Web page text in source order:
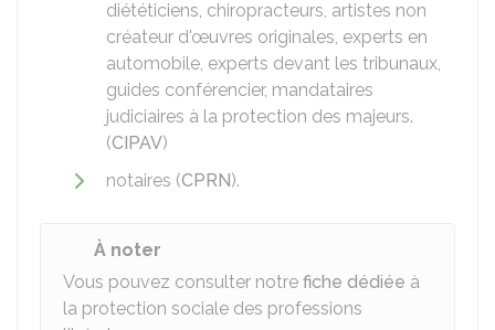
diététiciens, chiropracteurs, artistes non
créateur d'œuvres originales, experts en
automobile, experts devant les tribunaux,
guides conférencier, mandataires
judiciaires à la protection des majeurs.
(CIPAV)
notaires (CPRN).
À noter
Vous pouvez consulter notre fiche dédiée à
la protection sociale des professions